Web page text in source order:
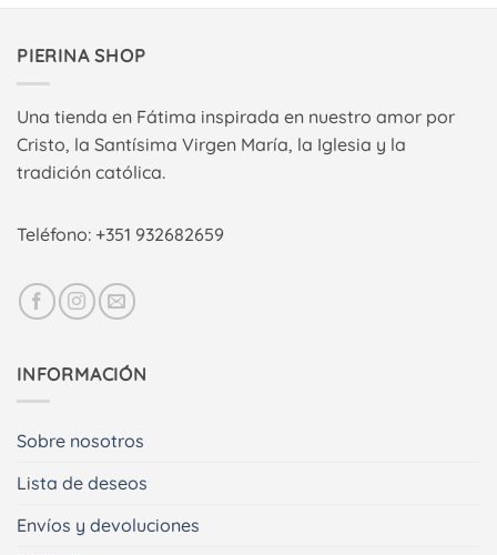
PIERINA SHOP
Una tienda en Fátima inspirada en nuestro amor por
Cristo, la Santísima Virgen María, la Iglesia y la
tradición católica.
Teléfono: +351 932682659
INFORMACIÓN
Sobre nosotros
Lista de deseos
Envíos y devoluciones